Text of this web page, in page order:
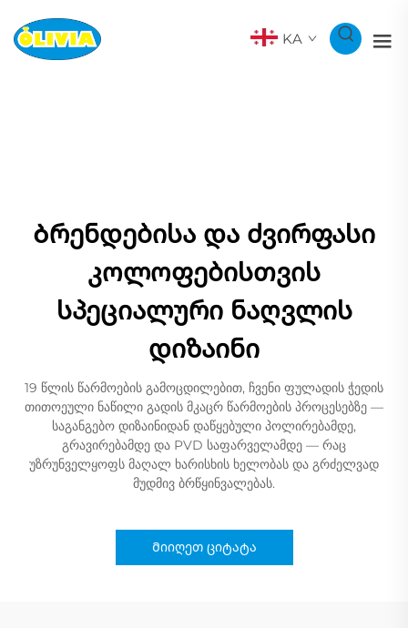
KA
Ბრენდებისა და ძვირფასი
კოლოფებისთვის
სპეციალური ნაღვლის
დიზაინი
19 წლის წარმოების გამოცდილებით, ჩვენი ფულადის ჭედის
თითოეული ნაწილი გადის მკაცრ წარმოების პროცესებზე —
საგანგებო დიზაინიდან დაწყებული პოლირებამდე,
გრავირებამდე და PVD საფარველამდე — რაც
უზრუნველყოფს მაღალ ხარისხის ხელობას და გრძელვად
მუდმივ ბრწყინვალებას.
Მიიღეთ ციტატა